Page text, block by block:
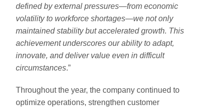
defined by external pressures—from economic
volatility to workforce shortages—we not only
maintained stability but accelerated growth. This
achievement underscores our ability to adapt,
innovate, and deliver value even in difficult
circumstances.”
Throughout the year, the company continued to
optimize operations, strengthen customer